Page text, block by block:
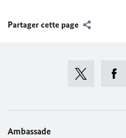
Partager cette page
Ambassade